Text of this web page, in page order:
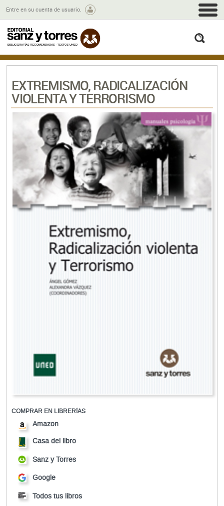
Entre en su cuenta de usuario.
EXTREMISMO, RADICALIZACIÓN
VIOLENTA Y TERRORISMO
COMPRAR EN LIBRERÍAS
Amazon
Casa del libro
Sanz y Torres
Google
Todos tus libros